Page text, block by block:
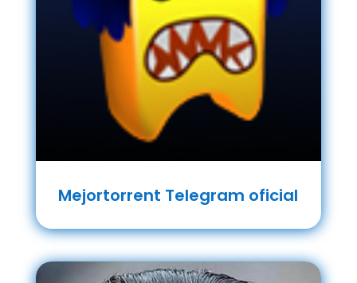
Mejortorrent Telegram oficial